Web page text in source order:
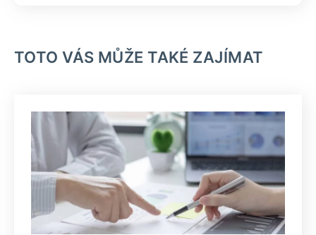
TOTO VÁS MŮŽE TAKÉ ZAJÍMAT